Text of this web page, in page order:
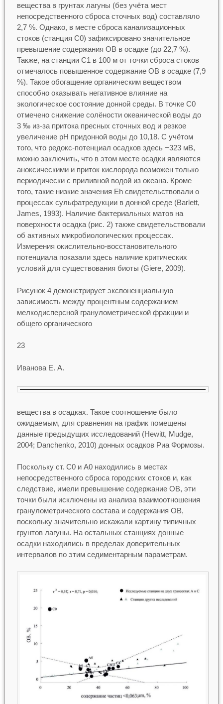
вещества в грунтах лагуны (без учёта мест
непосредственного сброса сточных вод) составляло
2,7 %. Однако, в месте сброса канализационных
стоков (станция С0) зафиксировано значительное
превышение содержания ОВ в осадке (до 22,7 %).
Также, на станции С1 в 100 м от точки сброса стоков
отмечалось повышенное содержание ОВ в осадке (7,9
%). Такое обогащение органическим веществом
способно оказывать негативное влияние на
экологическое состояние донной среды. В точке С0
отмечено снижение солёности океанической воды до
3 ‰ из-за притока пресных сточных вод и резкое
увеличение рН придонной воды до 10,18. С учётом
того, что редокс-потенциал осадков здесь −323 мВ,
можно заключить, что в этом месте осадки являются
аноксическими и приток кислорода возможен только
периодически с приливной водой из океана. Кроме
того, такие низкие значения Eh свидетельствовали о
процессах сульфатредукции в донной среде (Barlett,
James, 1993). Наличие бактериальных матов на
поверхности осадка (рис. 2) также свидетельствовали
об активных микробиологических процессах.
Измерения окислительно-восстановительного
потенциала показали здесь наличие критических
условий для существования биоты (Giere, 2009).
Рисунок 4 демонстрирует экспоненциальную
зависимость между процентным содержанием
мелкодисперсной гранулометрической фракции и
общего органического
23
Иванова Е. А.
вещества в осадках. Такое соотношение было
ожидаемым, для сравнения на график помещены
данные предыдущих исследований (Hewitt, Mudge,
2004; Danchenko, 2010) донных осадков Риа Формозы.
Поскольку ст. С0 и А0 находились в местах
непосредственного сброса городских стоков и, как
следствие, имели превышение содержание ОВ, эти
точки были исключены из анализа взаимоотношения
гранулометрического состава и содержания ОВ,
поскольку значительно искажали картину типичных
грунтов лагуны. На остальных станциях донные
осадки находились в пределах доверительных
интервалов по этим седиментарным параметрам.